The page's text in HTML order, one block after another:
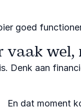
goed
vaak
Denk aan
En dat moment